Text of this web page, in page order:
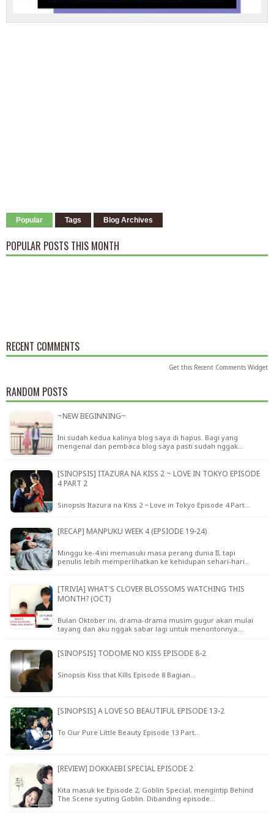
Popular Tags Blog Archives
POPULAR POSTS THIS MONTH
RECENT COMMENTS
Get this Recent Comments Widget
RANDOM POSTS
~NEW BEGINNING~
Ini sudah kedua kalinya blog saya di hapus. Bagi yang
mengenal dan pembaca blog saya pasti sudah nggak…
[SINOPSIS] ITAZURA NA KISS 2 ~ LOVE IN TOKYO EPISODE
4 PART 2
Sinopsis Itazura na Kiss 2 ~ Love in Tokyo Episode 4 Part…
[RECAP] MANPUKU WEEK 4 (EPSIODE 19-24)
Minggu ke-4 ini memasuki masa perang dunia II, tapi
penulis lebih memperlihatkan ke kehidupan sehari-hari…
[TRIVIA] WHAT'S CLOVER BLOSSOMS WATCHING THIS
MONTH? (OCT)
Bulan Oktober ini, drama-drama musim gugur akan mulai
tayang dan aku nggak sabar lagi untuk menontonnya.…
[SINOPSIS] TODOME NO KISS EPISODE 8-2
Sinopsis Kiss that Kills Episode 8 Bagian…
[SINOPSIS] A LOVE SO BEAUTIFUL EPISODE 13-2
To Our Pure Little Beauty Episode 13 Part…
[REVIEW] DOKKAEBI SPECIAL EPISODE 2
Kita masuk ke Episode 2, Goblin Special, mengintip Behind
The Scene syuting Goblin. Dibanding episode…